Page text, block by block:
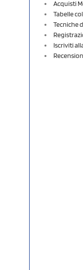
Acquisti
Tabelle
Tecniche
Iscriviti